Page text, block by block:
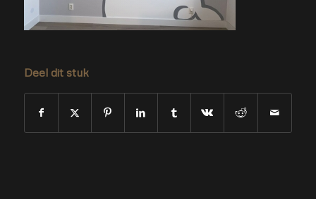
Deel dit stuk